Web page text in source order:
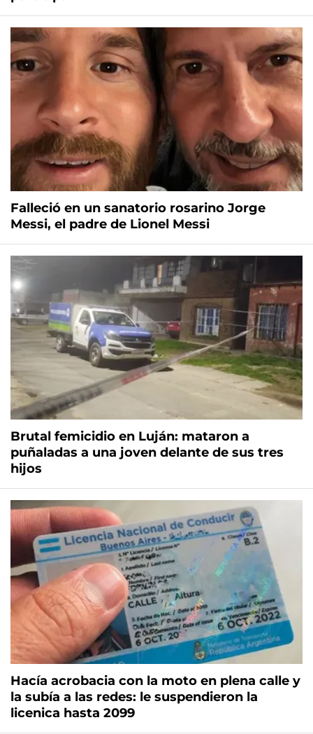
Falleció en un sanatorio rosarino Jorge
Messi, el padre de Lionel Messi
Brutal femicidio en Luján: mataron a
puñaladas a una joven delante de sus tres
hijos
Hacía acrobacia con la moto en plena calle y
la subía a las redes: le suspendieron la
licenica hasta 2099